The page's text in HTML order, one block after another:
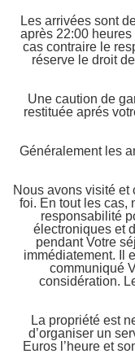
Les arrivées sont
après 22:00
cas contraire le
réserve le droit
Une caution de
restituée aprés
Généralement les
Nous avons visité et
foi. En tout les cas,
responsabilité
électroniques et
pendant Votre
immédiatement. Il
communiqué
considération.
La propriété est
d’organiser un
Euros l’heure et